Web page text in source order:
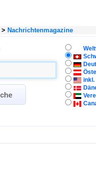
> Nachrichtenmagazine
inkl.